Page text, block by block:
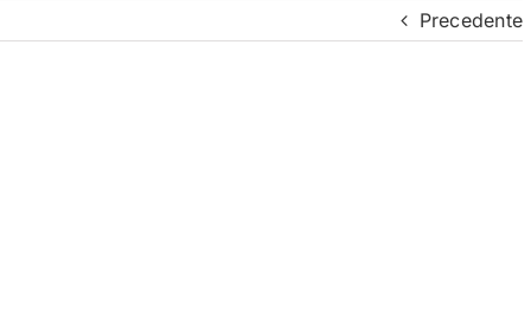
Precedente